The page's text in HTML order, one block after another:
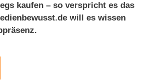
kaufen – so verspricht es das
will es wissen